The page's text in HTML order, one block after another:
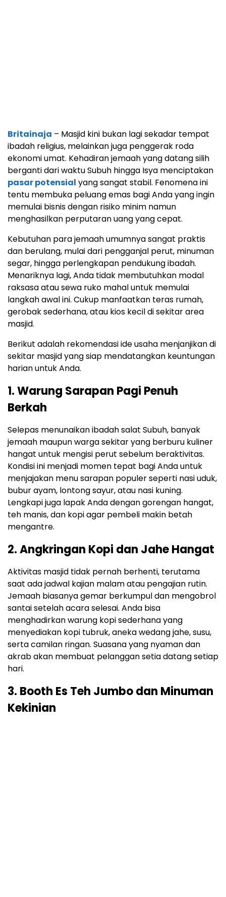
Britainaja – Masjid kini bukan lagi sekadar tempat
ibadah religius, melainkan juga penggerak roda
ekonomi umat. Kehadiran jemaah yang datang silih
berganti dari waktu Subuh hingga Isya menciptakan
pasar potensial yang sangat stabil. Fenomena ini
tentu membuka peluang emas bagi Anda yang ingin
memulai bisnis dengan risiko minim namun
menghasilkan perputaran uang yang cepat.
Kebutuhan para jemaah umumnya sangat praktis
dan berulang, mulai dari pengganjal perut, minuman
segar, hingga perlengkapan pendukung ibadah.
Menariknya lagi, Anda tidak membutuhkan modal
raksasa atau sewa ruko mahal untuk memulai
langkah awal ini. Cukup manfaatkan teras rumah,
gerobak sederhana, atau kios kecil di sekitar area
masjid.
Berikut adalah rekomendasi ide usaha menjanjikan di
sekitar masjid yang siap mendatangkan keuntungan
harian untuk Anda.
1. Warung Sarapan Pagi Penuh
Berkah
Selepas menunaikan ibadah salat Subuh, banyak
jemaah maupun warga sekitar yang berburu kuliner
hangat untuk mengisi perut sebelum beraktivitas.
Kondisi ini menjadi momen tepat bagi Anda untuk
menjajakan menu sarapan populer seperti nasi uduk,
bubur ayam, lontong sayur, atau nasi kuning.
Lengkapi juga lapak Anda dengan gorengan hangat,
teh manis, dan kopi agar pembeli makin betah
mengantre.
2. Angkringan Kopi dan Jahe Hangat
Aktivitas masjid tidak pernah berhenti, terutama
saat ada jadwal kajian malam atau pengajian rutin.
Jemaah biasanya gemar berkumpul dan mengobrol
santai setelah acara selesai. Anda bisa
menghadirkan warung kopi sederhana yang
menyediakan kopi tubruk, aneka wedang jahe, susu,
serta camilan ringan. Suasana yang nyaman dan
akrab akan membuat pelanggan setia datang setiap
hari.
3. Booth Es Teh Jumbo dan Minuman
Kekinian